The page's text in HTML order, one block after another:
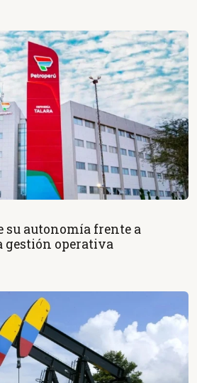
su autonomía frente a
gestión operativa